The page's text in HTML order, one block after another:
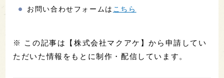
お問い合わせフォームは こちら
※ この記事は【株式会社マクアケ】から申請してい
ただいた情報をもとに制作・配信しています。